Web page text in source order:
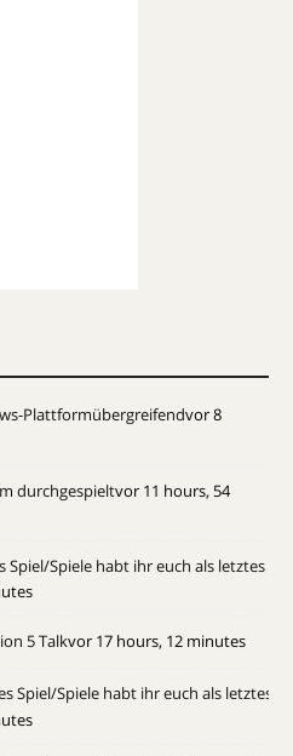
Plattformübergreifendvor 8
durchgespieltvor 11 hours, 54
Spiel/Spiele habt ihr euch als letztes
5 Talkvor 17 hours, 12 minutes
Spiel/Spiele habt ihr euch als letztes